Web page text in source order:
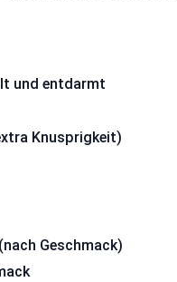
und entdarmt
Knusprigkeit)
Geschmack)